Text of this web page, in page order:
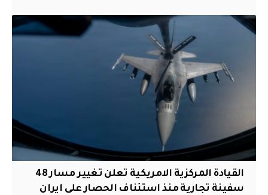
القيادة المركزية الامريكية تعلن تغيير مسار 48
سفينة تجارية منذ استئناف الحصار على ايران